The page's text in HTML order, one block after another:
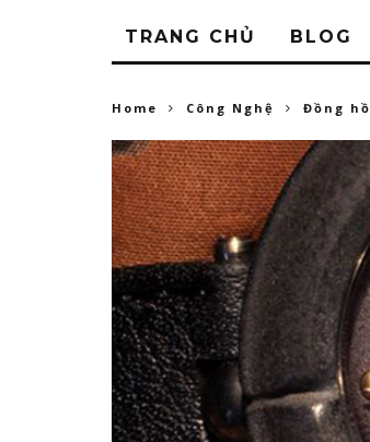
TRANG CHỦ BLOG
Home Công Nghệ Đồng hồ